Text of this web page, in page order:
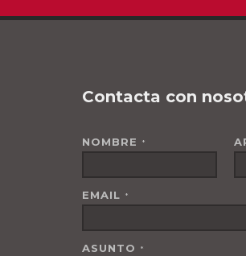
Contacta con
NOMBRE *
EMAIL *
ASUNTO *